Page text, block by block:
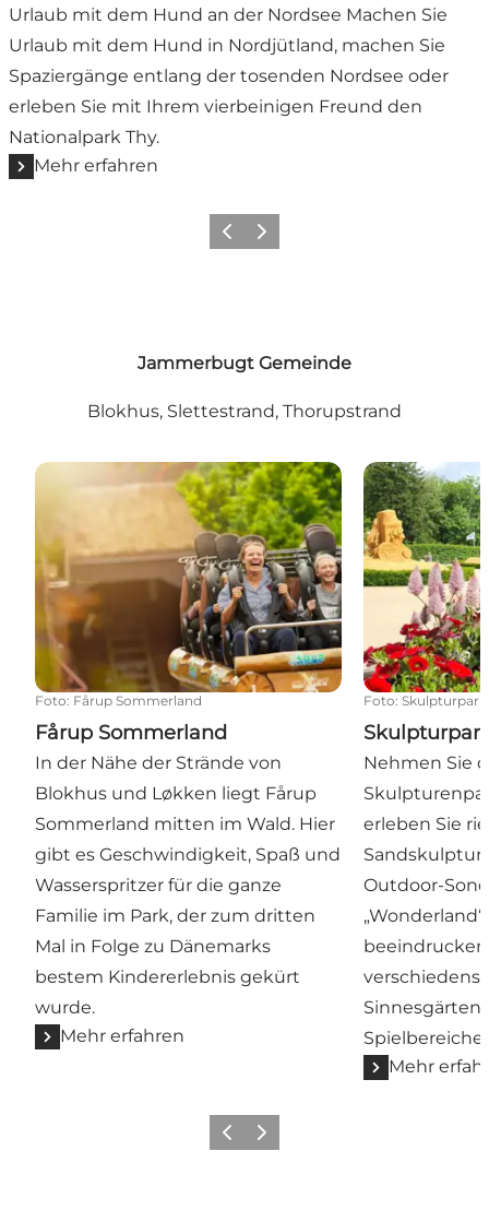
Urlaub mit dem Hund an der Nordsee Machen Sie
Urlaub mit dem Hund in Nordjütland, machen Sie
Spaziergänge entlang der tosenden Nordsee oder
erleben Sie mit Ihrem vierbeinigen Freund den
Nationalpark Thy.
Mehr erfahren
ZurückWeiter
Jammerbugt Gemeinde
Blokhus, Slettestrand, Thorupstrand
Fårup Sommerland
Foto: Fårup Sommerland
Fårup Sommerland
In der Nähe der Strände von
Blokhus und Løkken liegt Fårup
Sommerland mitten im Wald. Hier
gibt es Geschwindigkeit, Spaß und
Wasserspritzer für die ganze
Familie im Park, der zum dritten
Mal in Folge zu Dänemarks
bestem Kindererlebnis gekürt
wurde.
Mehr erfahren
Foto:
Nehmen Sie
erleben Sie
Outdoor-
Spielbereiche.
Mehr
ZurückWeiter